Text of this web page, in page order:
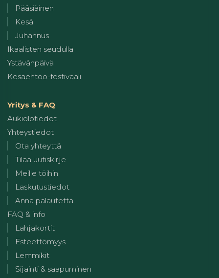
Pääsiäinen
Kesä
Juhannus
Ikaalisten seudulla
Ystävänpäivä
Kesäehtoo-festivaali
Yritys & FAQ
Aukiolotiedot
Yhteystiedot
Ota yhteyttä
Tilaa uutiskirje
Meille töihin
Laskutustiedot
Anna palautetta
FAQ & info
Lahjakortit
Esteettömyys
Lemmikit
Sijainti & saapuminen